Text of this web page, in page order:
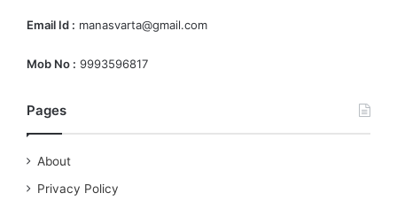
Email Id : manasvarta@gmail.com
Mob No : 9993596817
Pages
About
Privacy Policy